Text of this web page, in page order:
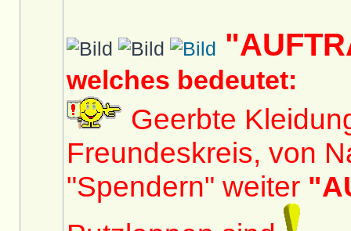
welches bedeutet:
Geerbte
Freundeskreis, von
"Spendern" weiter